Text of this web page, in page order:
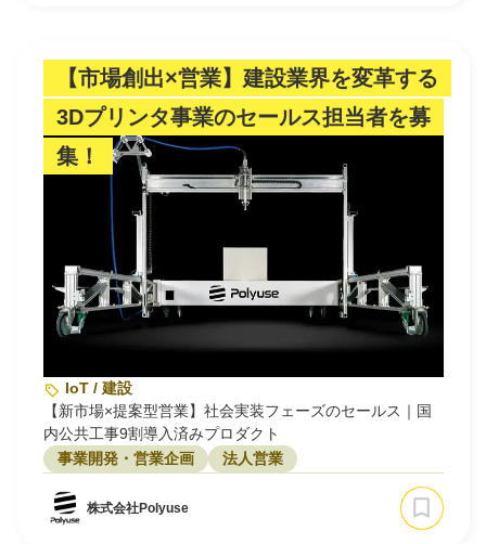
【市場創出×営業】建設業界を変革する
3Dプリンタ事業のセールス担当者を募
集！
IoT / 建設
【新市場×提案型営業】社会実装フェーズのセールス｜国
内公共工事9割導入済みプロダクト
事業開発・営業企画
法人営業
株式会社Polyuse